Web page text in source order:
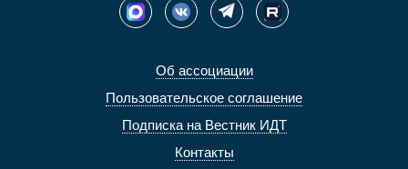
Об ассоциации
Пользовательское соглашение
Подписка на Вестник ИДТ
Контакты